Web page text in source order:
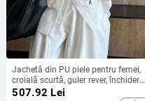
Jachetă din PU piele pentru femei,
croială scurtă, guler rever, închidere
cu fermoar, primăvara 2025
507.92 Lei